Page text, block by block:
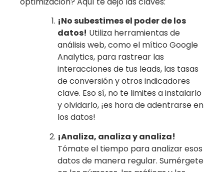
¡No subestimes el poder de los
datos! Utiliza herramientas de
análisis web, como el mítico Google
Analytics, para rastrear las
interacciones de tus leads, las tasas
de conversión y otros indicadores
clave. Eso sí, no te limites a instalarlo
y olvidarlo, ¡es hora de adentrarse en
los datos!
¡Analiza, analiza y analiza!
Tómate el tiempo para analizar esos
datos de manera regular. Sumérgete